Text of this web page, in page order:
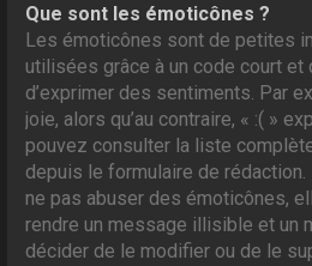
Que sont les émoticônes ?
Les émoticônes sont de petites
utilisées grâce à un code court et
d’exprimer des sentiments. Par
joie, alors qu’au contraire, « :( »
pouvez consulter la liste
depuis le formulaire de
ne pas abuser des émoticônes,
rendre un message illisible et un
décider de le modifier ou de le